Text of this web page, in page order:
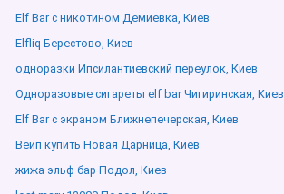
Elf Bar с никотином Демиевка, Киев
Elfliq Берестово, Киев
одноразки Ипсилантиевский переулок, Киев
Одноразовые сигареты elf bar Чигиринская, Киев
Elf Bar с экраном Ближнепечерская, Киев
Вейп купить Новая Дарница, Киев
жижа эльф бар Подол, Киев